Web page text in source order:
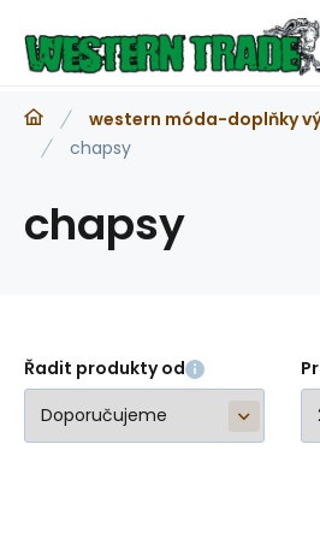
western móda-doplňky
chapsy
chapsy
Řadit produkty od